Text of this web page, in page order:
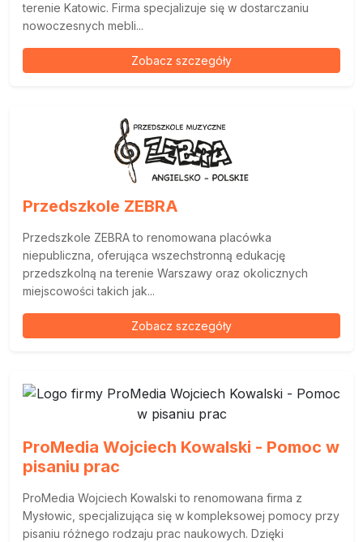
terenie Katowic. Firma specjalizuje się w dostarczaniu
nowoczesnych mebli...
Zobacz szczegóły
Przedszkole ZEBRA
Przedszkole ZEBRA to renomowana placówka
niepubliczna, oferująca wszechstronną edukację
przedszkolną na terenie Warszawy oraz okolicznych
miejscowości takich jak...
Zobacz szczegóły
ProMedia Wojciech Kowalski - Pomoc w
pisaniu prac
ProMedia Wojciech Kowalski to renomowana firma z
Mysłowic, specjalizująca się w kompleksowej pomocy przy
pisaniu różnego rodzaju prac naukowych. Dzięki